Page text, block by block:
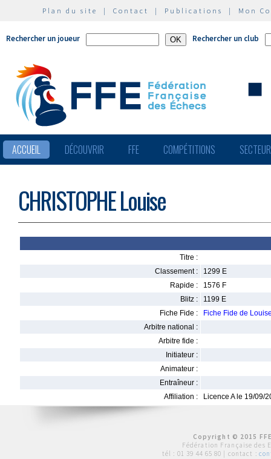
Plan du site | Contact | Publications | Mon
Rechercher un joueur Rechercher un club
ACCUEIL DÉCOUVRIR FFE COMPÉTITIONS
CHRISTOPHE Louise
Titre :
Classement :
1299 E
Rapide :
1576 F
Blitz :
1199 E
Fiche Fide :
Fiche Fide de
Arbitre national :
Arbitre fide :
Initiateur :
Animateur :
Entraîneur :
Affiliation :
Licence A le 19/09/
Copyright © 2015
Fédération Française des
tél : 01 39 44 65 80 | contact :